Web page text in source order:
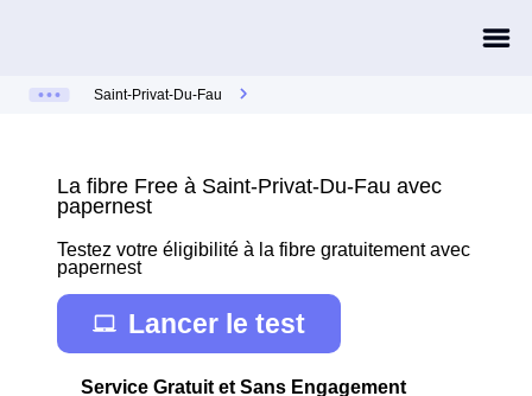
Saint-Privat-Du-Fau
La fibre Free à Saint-Privat-Du-Fau avec
papernest
Testez votre éligibilité à la fibre gratuitement avec
papernest
Lancer le test
Service Gratuit et Sans Engagement